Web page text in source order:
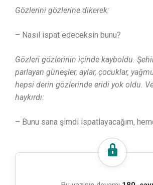
Gözlerini gözlerine dikerek:
– Nasıl ispat edeceksin bunu?
Gözleri gözlerinin içinde kayboldu.
parlayan güneşler, aylar, çocuklar,
hepsi derin gözlerinde eridi yok oldu.
haykırdı:
– Bunu sana şimdi ispatlayacağım,